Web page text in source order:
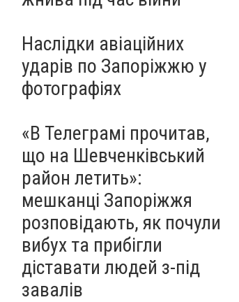
Наслідки авіаційних
ударів по Запоріжжю у
фотографіях
«В Телеграмі прочитав,
що на Шевченківський
район летить»:
мешканці Запоріжжя
розповідають, як почули
вибух та прибігли
діставати людей з-під
завалів